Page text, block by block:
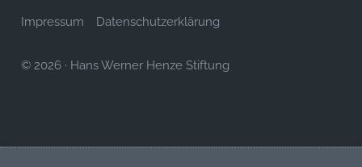
Impressum Datenschutzerklärung
© 2026 · Hans Werner Henze Stiftung